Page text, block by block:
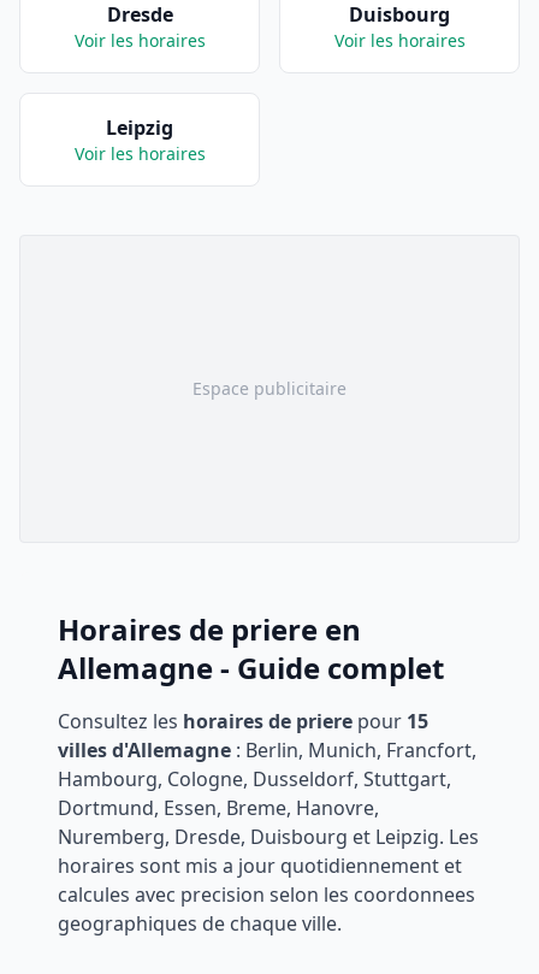
Dresde
Voir les horaires
Duisbourg
Voir les horaires
Leipzig
Voir les horaires
Espace publicitaire
Horaires de priere en
Allemagne - Guide complet
Consultez les horaires de priere pour 15
villes d'Allemagne : Berlin, Munich, Francfort,
Hambourg, Cologne, Dusseldorf, Stuttgart,
Dortmund, Essen, Breme, Hanovre,
Nuremberg, Dresde, Duisbourg et Leipzig. Les
horaires sont mis a jour quotidiennement et
calcules avec precision selon les coordonnees
geographiques de chaque ville.